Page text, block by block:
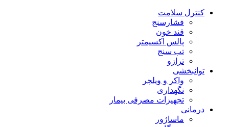
کنترل سلامت
فشارسنج
قند خون
پالس اکسیمتر
تب سنج
ترازو
توانبخشی
واکر و ویلچر
نگهداری
تجهیزات مصرفی بیمار
درمانی
ماساژور